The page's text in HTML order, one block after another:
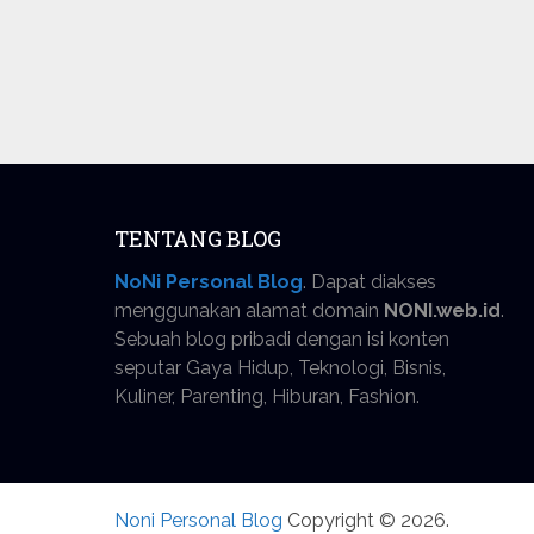
TENTANG BLOG
NoNi Personal Blog. Dapat diakses
menggunakan alamat domain NONI.web.id.
Sebuah blog pribadi dengan isi konten
seputar Gaya Hidup, Teknologi, Bisnis,
Kuliner, Parenting, Hiburan, Fashion.
Noni Personal Blog Copyright © 2026.